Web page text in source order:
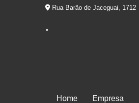
Rua Barão de Jaceguai, 1712
Home Empresa